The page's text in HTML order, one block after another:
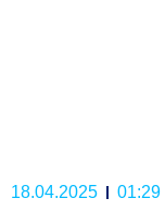
18.04.2025 01:29